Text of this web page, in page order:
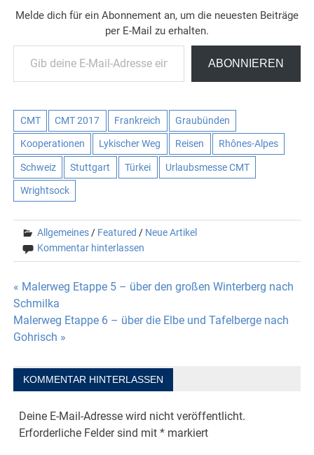
Melde dich für ein Abonnement an, um die neuesten Beiträge
per E-Mail zu erhalten.
Gib deine E-Mail-Adresse ein ...
ABONNIEREN
CMT CMT 2017 Frankreich Graubünden
Kooperationen Lykischer Weg Reisen Rhônes-Alpes
Schweiz Stuttgart Türkei Urlaubsmesse CMT
Wrightsock
Allgemeines/ Featured / Neue Artikel
Kommentar hinterlassen
Beitragsnavigation
« Malerweg Etappe 5 – über den großen Winterberg nach
Schmilka
Malerweg Etappe 6 – über die Elbe und Tafelberge nach
Gohrisch »
KOMMENTAR HINTERLASSEN
Deine E-Mail-Adresse wird nicht veröffentlicht.
Erforderliche Felder sind mit* markiert